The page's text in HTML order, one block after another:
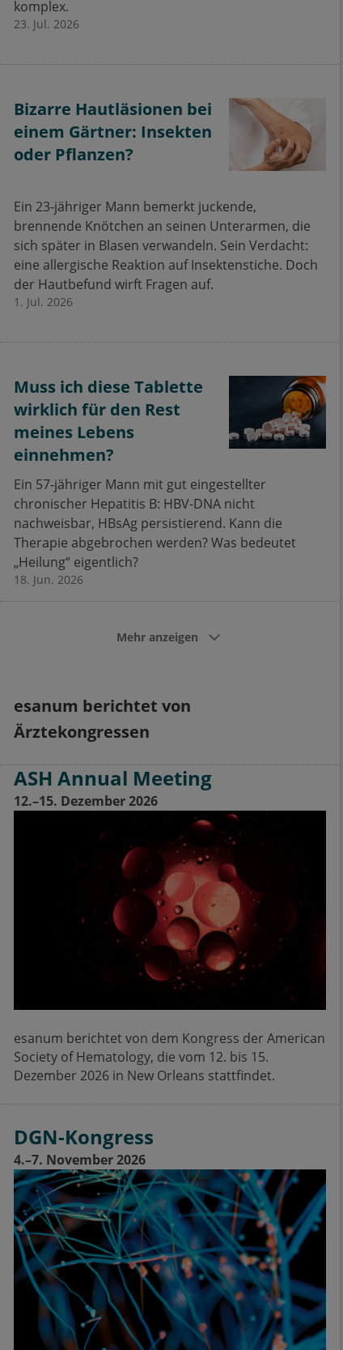
komplex.
23. Jul. 2026
Bizarre Hautläsionen bei
einem Gärtner: Insekten
oder Pflanzen?
Ein 23-jähriger Mann bemerkt juckende,
brennende Knötchen an seinen Unterarmen, die
sich später in Blasen verwandeln. Sein Verdacht:
eine allergische Reaktion auf Insektenstiche. Doch
der Hautbefund wirft Fragen auf.
1. Jul. 2026
Muss ich diese Tablette
wirklich für den Rest
meines Lebens
einnehmen?
Ein 57-jähriger Mann mit gut eingestellter
chronischer Hepatitis B: HBV-DNA nicht
nachweisbar, HBsAg persistierend. Kann die
Therapie abgebrochen werden? Was bedeutet
„Heilung“ eigentlich?
18. Jun. 2026
Mehr anzeigen
esanum berichtet von
Ärztekongressen
ASH Annual Meeting
12.–15. Dezember 2026
esanum berichtet von dem Kongress der American
Society of Hematology, die vom 12. bis 15.
Dezember 2026 in New Orleans stattfindet.
DGN-Kongress
4.–7. November 2026